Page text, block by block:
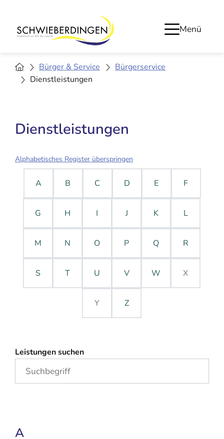
Menü
Bürger & Service
Bürgerservice
Dienstleistungen
Dienstleistungen
Alphabetisches Register überspringen
A B C D E F
G H I J K L
M N O P Q R
S T U V W X
Y Z
Leistungen suchen
A